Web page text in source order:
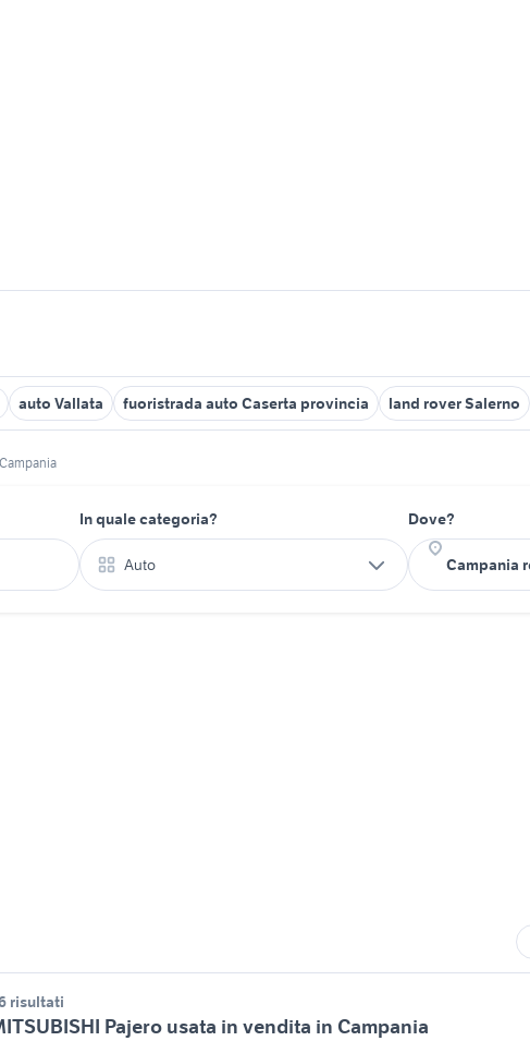
auto Vallata fuoristrada auto Caserta provincia land rover Salerno
Campania
In quale categoria?
Auto
Dove?
risultati
Pajero usata in vendita in Campania